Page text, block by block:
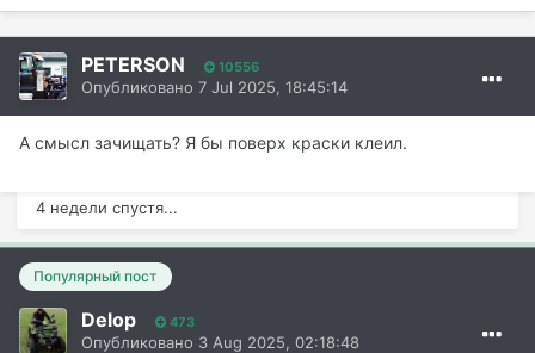
PETERSON 10556
Опубликовано 7 Jul 2025, 18:45:14
А смысл зачищать? Я бы поверх краски клеил.
4 недели спустя...
Популярный пост
Delop 473
Опубликовано 3 Aug 2025, 02:18:48